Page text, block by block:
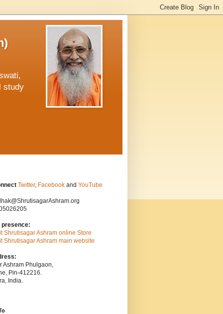
study
Twitter, Facebook and YouTube
presence:
Shrutisagar Ashram online Store
Shrutisagar Ashram main website
Ashram Phulgaon,
Pin-412216.
India.